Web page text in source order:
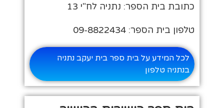
כתובת בית הספר: נתניה לח"י 13
טלפון בית הספר: 09-8822434
לכל המידע על בית ספר בית יעקב נתניה
בנתניה טלפון